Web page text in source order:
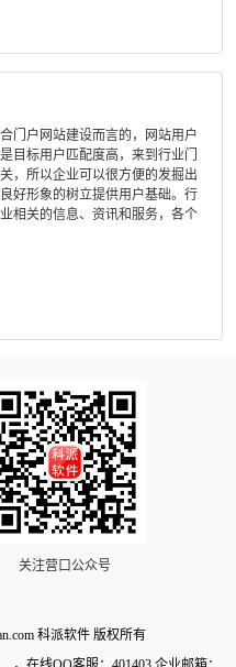
门户网站建设而言的，网站用户
目标用户匹配度高，来到行业门
，所以企业可以很方便的发掘出
好形象的树立提供用户基础。行
相关的信息、资讯和服务，各个
关注营口公众号
科派软件 版权所有